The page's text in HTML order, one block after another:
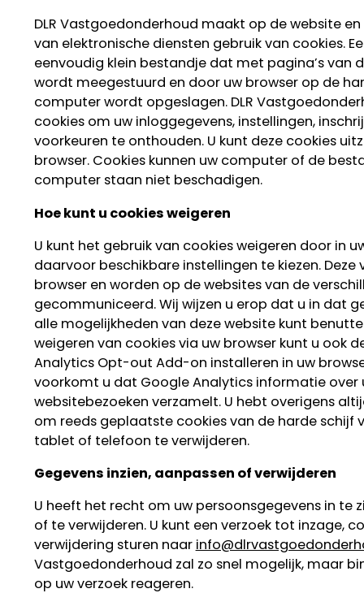
DLR Vastgoedonderhoud maakt op de website
van elektronische diensten gebruik van cookies.
eenvoudig klein bestandje dat met pagina’s van
wordt meegestuurd en door uw browser op de
computer wordt opgeslagen. DLR
cookies om uw inloggegevens, instellingen,
voorkeuren te onthouden. U kunt deze cookies
browser. Cookies kunnen uw computer of de
computer staan niet beschadigen.
Hoe kunt u cookies weigeren
U kunt het gebruik van cookies weigeren door in
daarvoor beschikbare instellingen te kiezen. Deze
browser en worden op de websites van de
gecommuniceerd. Wij wijzen u erop dat u in dat
alle mogelijkheden van deze website kunt
weigeren van cookies via uw browser kunt u ook
Analytics Opt-out Add-on installeren in uw
voorkomt u dat Google Analytics informatie over
websitebezoeken verzamelt. U hebt overigens
om reeds geplaatste cookies van de harde schijf
tablet of telefoon te verwijderen.
Gegevens inzien, aanpassen of verwijderen
U heeft het recht om uw persoonsgegevens in te
of te verwijderen. U kunt een verzoek tot inzage,
verwijdering sturen naar
Vastgoedonderhoud zal zo snel mogelijk, maar
op uw verzoek reageren.